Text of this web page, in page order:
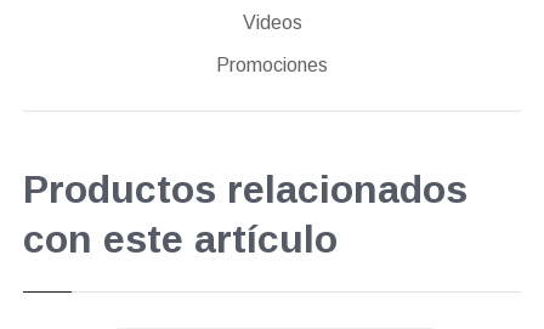
Videos
Promociones
Productos relacionados
con este artículo